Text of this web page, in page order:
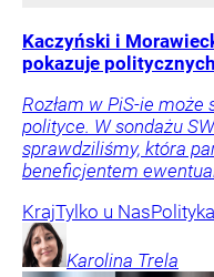
Kaczyński i
pokazuje
Rozłam w PiS-ie
polityce. W sondażu
sprawdziliśmy, która
beneficjentem
KrajTylko u NasPolityka
Karolina Trela